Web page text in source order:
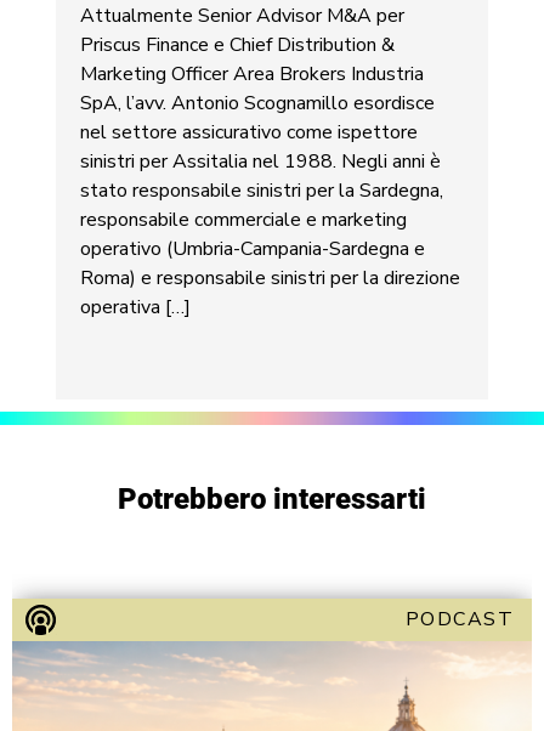
Attualmente Senior Advisor M&A per
Priscus Finance e Chief Distribution &
Marketing Officer Area Brokers Industria
SpA, l’avv. Antonio Scognamillo esordisce
nel settore assicurativo come ispettore
sinistri per Assitalia nel 1988. Negli anni è
stato responsabile sinistri per la Sardegna,
responsabile commerciale e marketing
operativo (Umbria-Campania-Sardegna e
Roma) e responsabile sinistri per la direzione
operativa […]
Potrebbero interessarti
PODCAST